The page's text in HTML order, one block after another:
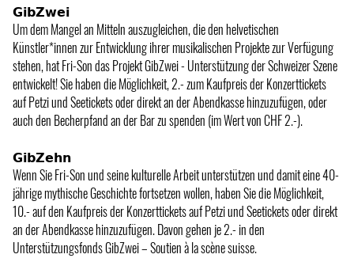
𝗚𝗶𝗯𝗭𝘄𝗲𝗶
Um dem Mangel an Mitteln auszugleichen, die den helvetischen
Künstler*innen zur Entwicklung ihrer musikalischen Projekte zur Verfügung
stehen, hat Fri-Son das Projekt GibZwei - Unterstützung der Schweizer Szene
entwickelt! Sie haben die Möglichkeit, 2.- zum Kaufpreis der Konzerttickets
auf Petzi und Seetickets oder direkt an der Abendkasse hinzuzufügen, oder
auch den Becherpfand an der Bar zu spenden (im Wert von CHF 2.-).
𝗚𝗶𝗯𝗭𝗲𝗵𝗻
Wenn Sie Fri-Son und seine kulturelle Arbeit unterstützen und damit eine 40-
jährige mythische Geschichte fortsetzen wollen, haben Sie die Möglichkeit,
10.- auf den Kaufpreis der Konzerttickets auf Petzi und Seetickets oder direkt
an der Abendkasse hinzuzufügen. Davon gehen je 2.- in den
Unterstützungsfonds GibZwei – Soutien à la scène suisse.